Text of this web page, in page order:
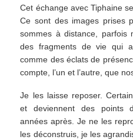
Cet échange avec Tiphaine
Ce sont des images prises
sommes à distance, parfois
des fragments de vie qui
comme des éclats de
compte, l’un et l’autre, que
Je les laisse reposer.
et deviennent des points
années après. Je ne les
les déconstruis, je les